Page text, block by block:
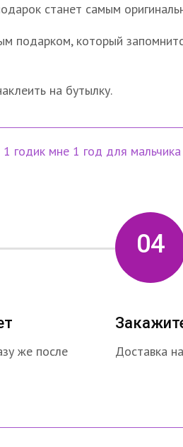
станет самым
подарком, который
на бутылку.
годик мне 1 год для мальчика
же после
04
Доставка